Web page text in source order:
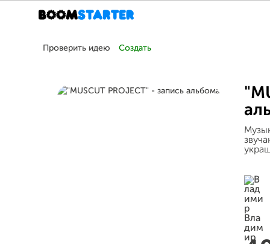
Проверить идею Создать